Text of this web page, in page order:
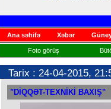
Ana səhifə Xəbər
Foto görüş
Tarix : 24-04-2015,
"DİQQƏT-TEXNİKİ BAXIŞ"